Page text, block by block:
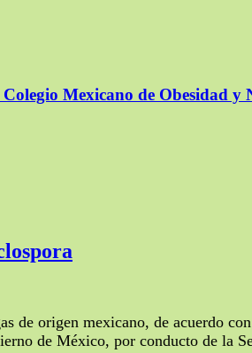
Mexicano de Obesidad y
de origen mexicano, de acuerdo
de México, por conducto de la